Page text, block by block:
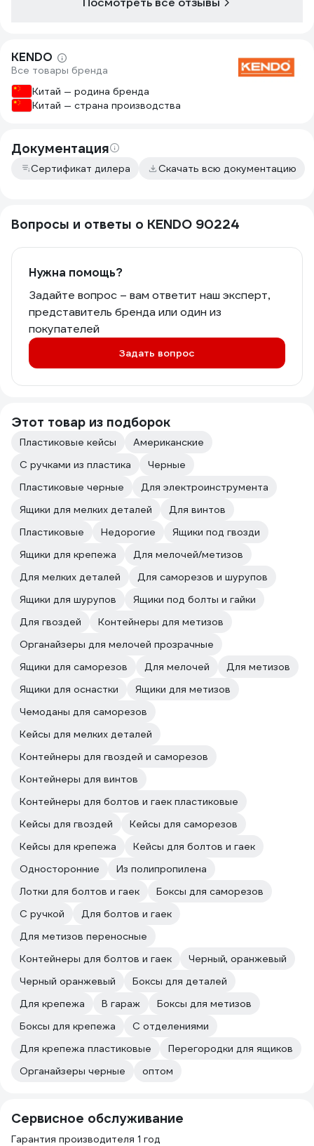
KENDO
Все товары бренда
Китай — родина бренда
Китай — страна производства
Документация
Сертификат дилера Скачать всю документацию
Вопросы и ответы о KENDO 90224
Нужна помощь?
Задайте вопрос – вам ответит наш эксперт,
представитель бренда или один из
покупателей
Задать вопрос
Этот товар из подборок
Пластиковые кейсы
Американские
С ручками из пластика
Черные
Пластиковые черные
Для электроинструмента
Ящики для мелких деталей
Для винтов
Пластиковые
Недорогие
Ящики под гвозди
Ящики для крепежа
Для мелочей/метизов
Для мелких деталей
Для саморезов и шурупов
Ящики для шурупов
Ящики под болты и гайки
Для гвоздей
Контейнеры для метизов
Органайзеры для мелочей прозрачные
Ящики для саморезов
Для мелочей
Для метизов
Ящики для оснастки
Ящики для метизов
Чемоданы для саморезов
Кейсы для мелких деталей
Контейнеры для гвоздей и саморезов
Контейнеры для винтов
Контейнеры для болтов и гаек пластиковые
Кейсы для гвоздей
Кейсы для саморезов
Кейсы для крепежа
Кейсы для болтов и гаек
Односторонние
Из полипропилена
Лотки для болтов и гаек
Боксы для саморезов
С ручкой
Для болтов и гаек
Для метизов переносные
Контейнеры для болтов и гаек
Черный, оранжевый
Черный оранжевый
Боксы для деталей
Для крепежа
В гараж
Боксы для метизов
Боксы для крепежа
С отделениями
Для крепежа пластиковые
Перегородки для ящиков
Органайзеры черные
оптом
Сервисное обслуживание
Гарантия производителя 1 год